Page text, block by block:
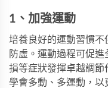
1、加強運動
培養良好的運動習慣不
防虛。運動過程可促
損等症狀發揮卓越調
學會多動、多運動，以